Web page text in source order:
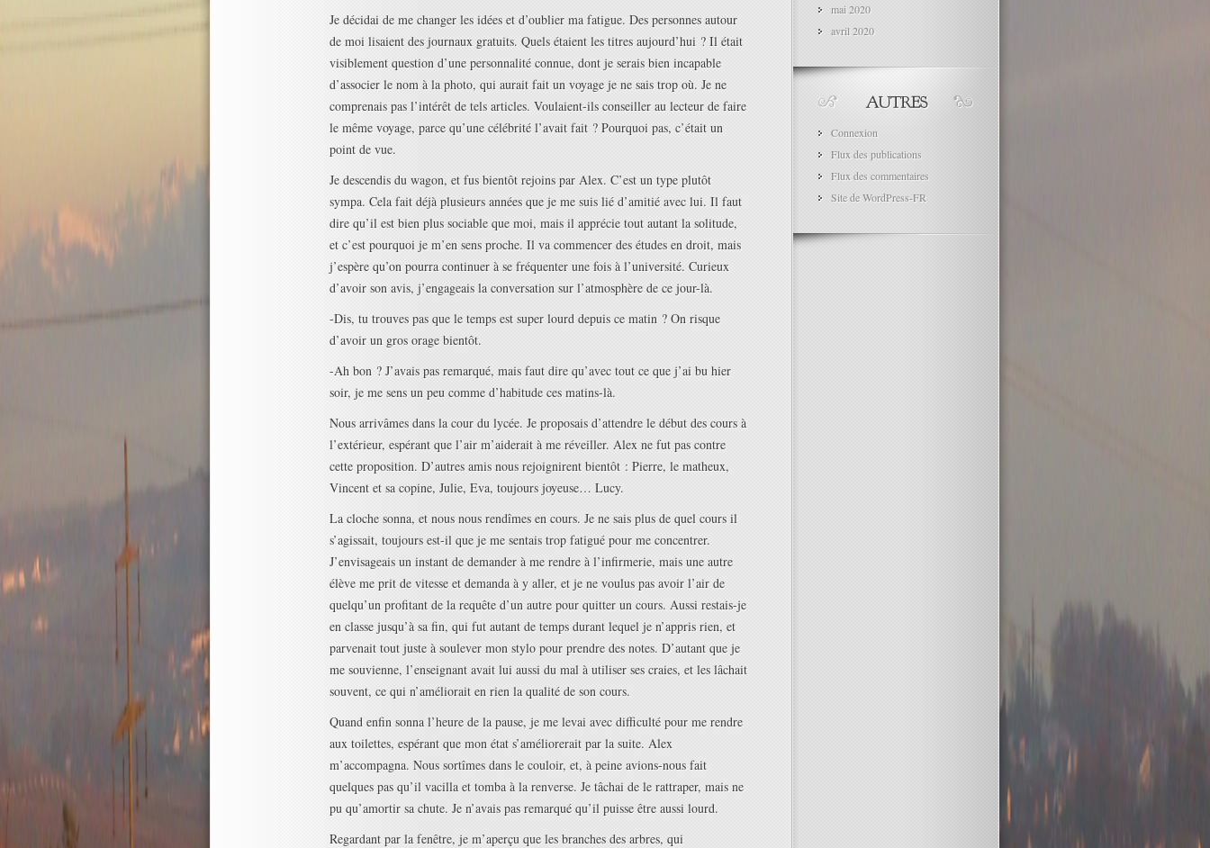
Je décidai de me changer les idées et d’oublier ma fatigue. Des personnes autour
de moi lisaient des journaux gratuits. Quels étaient les titres aujourd’hui ? Il était
visiblement question d’une personnalité connue, dont je serais bien incapable
d’associer le nom à la photo, qui aurait fait un voyage je ne sais trop où. Je ne
comprenais pas l’intérêt de tels articles. Voulaient-ils conseiller au lecteur de faire
le même voyage, parce qu’une célébrité l’avait fait ? Pourquoi pas, c’était un
point de vue.
Je descendis du wagon, et fus bientôt rejoins par Alex. C’est un type plutôt
sympa. Cela fait déjà plusieurs années que je me suis lié d’amitié avec lui. Il faut
dire qu’il est bien plus sociable que moi, mais il apprécie tout autant la solitude,
et c’est pourquoi je m’en sens proche. Il va commencer des études en droit, mais
j’espère qu’on pourra continuer à se fréquenter une fois à l’université. Curieux
d’avoir son avis, j’engageais la conversation sur l’atmosphère de ce jour-là.
-Dis, tu trouves pas que le temps est super lourd depuis ce matin ? On risque
d’avoir un gros orage bientôt.
-Ah bon ? J’avais pas remarqué, mais faut dire qu’avec tout ce que j’ai bu hier
soir, je me sens un peu comme d’habitude ces matins-là.
Nous arrivâmes dans la cour du lycée. Je proposais d’attendre le début des cours à
l’extérieur, espérant que l’air m’aiderait à me réveiller. Alex ne fut pas contre
cette proposition. D’autres amis nous rejoignirent bientôt : Pierre, le matheux,
Vincent et sa copine, Julie, Eva, toujours joyeuse… Lucy.
La cloche sonna, et nous nous rendîmes en cours. Je ne sais plus de quel cours il
s’agissait, toujours est-il que je me sentais trop fatigué pour me concentrer.
J’envisageais un instant de demander à me rendre à l’infirmerie, mais une autre
élève me prit de vitesse et demanda à y aller, et je ne voulus pas avoir l’air de
quelqu’un profitant de la requête d’un autre pour quitter un cours. Aussi restais-je
en classe jusqu’à sa fin, qui fut autant de temps durant lequel je n’appris rien, et
parvenait tout juste à soulever mon stylo pour prendre des notes. D’autant que je
me souvienne, l’enseignant avait lui aussi du mal à utiliser ses craies, et les lâchait
souvent, ce qui n’améliorait en rien la qualité de son cours.
Quand enfin sonna l’heure de la pause, je me levai avec difficulté pour me rendre
aux toilettes, espérant que mon état s’améliorerait par la suite. Alex
m’accompagna. Nous sortîmes dans le couloir, et, à peine avions-nous fait
quelques pas qu’il vacilla et tomba à la renverse. Je tâchai de le rattraper, mais ne
pu qu’amortir sa chute. Je n’avais pas remarqué qu’il puisse être aussi lourd.
Regardant par la fenêtre, je m’aperçu que les branches des arbres, qui
mai 2020
avril 2020
Connexion
Flux des publications
Flux des commentaires
Site de WordPress-FR